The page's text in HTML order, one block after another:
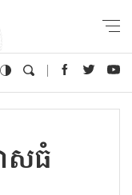
សធំ